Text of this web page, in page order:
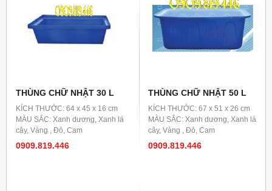
THÙNG CHỮ NHẬT 30 L
KÍCH THƯỚC: 64 x 45 x 16 cm
MÀU SẮC: Xanh dương, Xanh lá
cây, Vàng , Đỏ, Cam
0909.819.446
THÙNG CHỮ NHẬT 50 L
KÍCH THƯỚC: 67 x 51 x 26 cm
MÀU SẮC: Xanh dương, Xanh lá
cây, Vàng , Đỏ, Cam
0909.819.446